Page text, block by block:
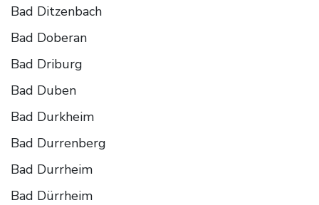
Bad Ditzenbach
Bad Doberan
Bad Driburg
Bad Duben
Bad Durkheim
Bad Durrenberg
Bad Durrheim
Bad Dürrheim